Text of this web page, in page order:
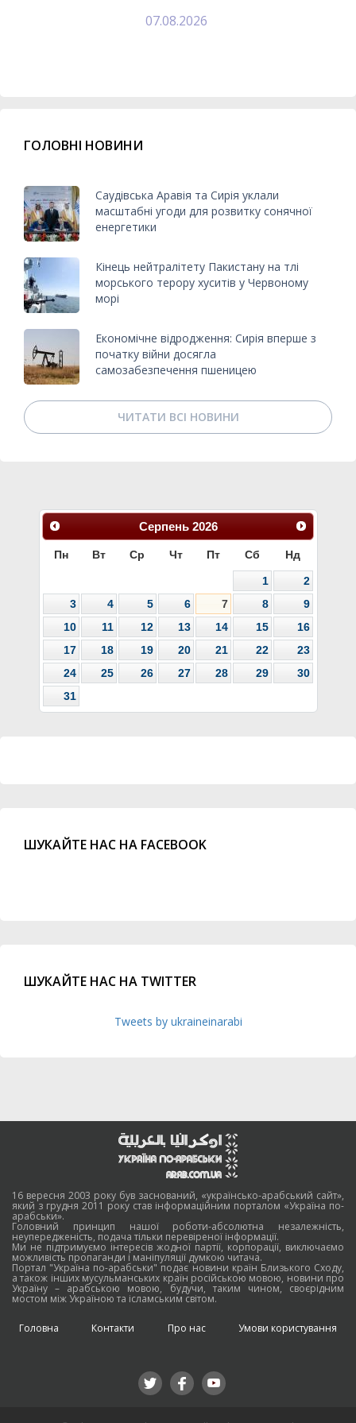
07.08.2026
ГОЛОВНІ НОВИНИ
Саудівська Аравія та Сирія уклали
масштабні угоди для розвитку сонячної
енергетики
Кінець нейтралітету Пакистану на тлі
морського терору хуситів у Червоному
морі
Економічне відродження: Сирія вперше з
початку війни досягла
самозабезпечення пшеницею
ЧИТАТИ ВСІ НОВИНИ
Серпень 2026
Пн Вт Ср Чт Пт Сб Нд
1
2
3
4 5 6 7 8
9
10
11 12 13 14 15
16
17
18 19 20 21 22
23
24
25 26 27 28 29
30
31
ШУКАЙТЕ НАС НА FACEBOOK
ШУКАЙТЕ НАС НА TWITTER
Tweets by ukraineinarabi
16 вересня 2003 року був заснований, «українсько-арабський сайт»,
який з грудня 2011 року став інформаційним порталом «Україна по-
арабськи».
Головний принцип нашої роботи-абсолютна незалежність,
неупередженість, подача тільки перевіреної інформації.
Ми не підтримуємо інтересів жодної партії, корпорації, виключаємо
можливість пропаганди і маніпуляції думкою читача.
Портал "Україна по-арабськи" подає новини країн Близького Сходу,
а також інших мусульманських країн російською мовою, новини про
Україну – арабською мовою, будучи, таким чином, своєрідним
мостом між Україною та ісламським світом.
Головна Контакти Про нас Умови користування